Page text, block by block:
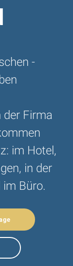
-
der Firma
im Hotel,
in der
Büro.